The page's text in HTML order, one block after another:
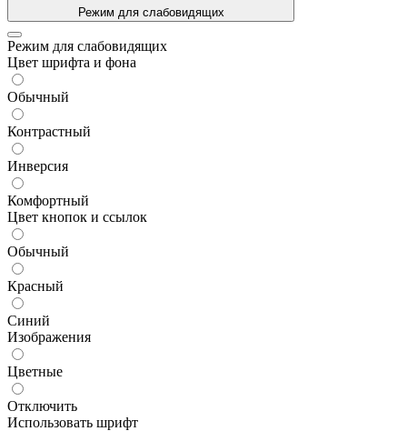
Режим для слабовидящих
Режим для слабовидящих
Цвет шрифта и фона
Обычный
Контрастный
Инверсия
Комфортный
Цвет кнопок и ссылок
Обычный
Красный
Синий
Изображения
Цветные
Отключить
Использовать шрифт